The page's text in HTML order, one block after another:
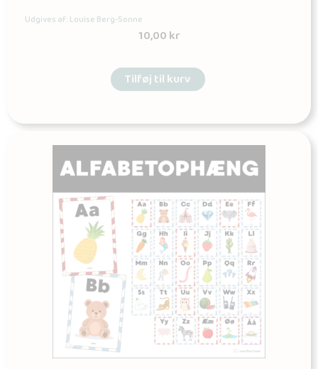
Udgives af: Louise Berg-Sonne
10,00kr
Tilføj til kurv